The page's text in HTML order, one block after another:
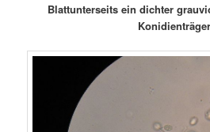
Blattunterseits ein dichter